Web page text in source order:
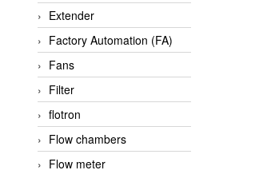
Appleton
AQ Matic
Aqualabo Vietnam
Aquametro
ARCA Regler
Arcos Hydraulik
Ardetem-Sfere-Vietnam
Extender
Factory Automation (FA)
Fans
Filter
flotron
Flow chambers
Flow meter